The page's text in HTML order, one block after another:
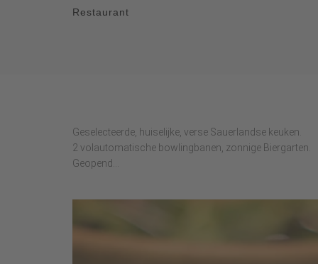
Restaurant
Geselecteerde, huiselijke, verse Sauerlandse keuken.
2 volautomatische bowlingbanen, zonnige Biergarten.
Geopend...